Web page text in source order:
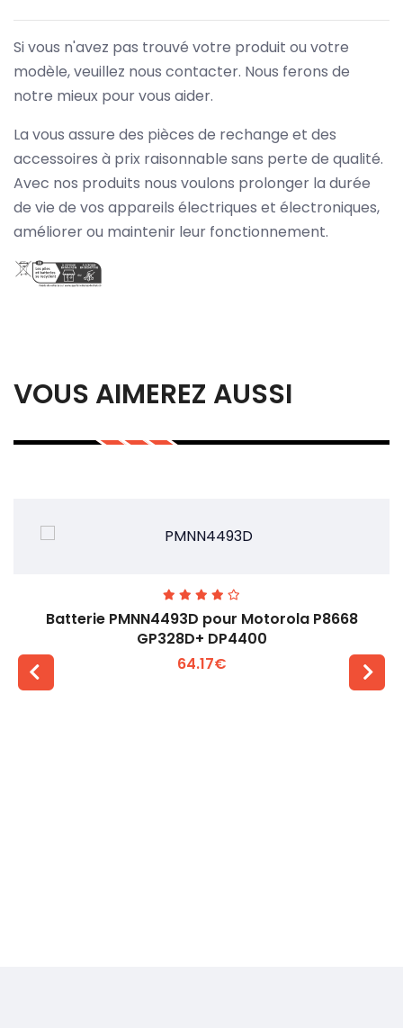
Si vous n'avez pas trouvé votre produit ou votre
modèle, veuillez nous contacter. Nous ferons de
notre mieux pour vous aider.
La vous assure des pièces de rechange et des
accessoires à prix raisonnable sans perte de qualité.
Avec nos produits nous voulons prolonger la durée
de vie de vos appareils électriques et électroniques,
améliorer ou maintenir leur fonctionnement.
VOUS AIMEREZ AUSSI
Batterie PMNN4493D pour Motorola P8668
GP328D+ DP4400
64.17€